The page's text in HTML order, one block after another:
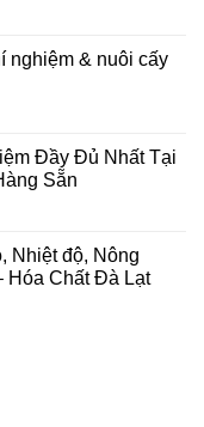
nghiệm & nuôi cấy
Đầy Đủ Nhất Tại
Sẵn
Nhiệt độ, Nông
Hóa Chất Đà Lạt